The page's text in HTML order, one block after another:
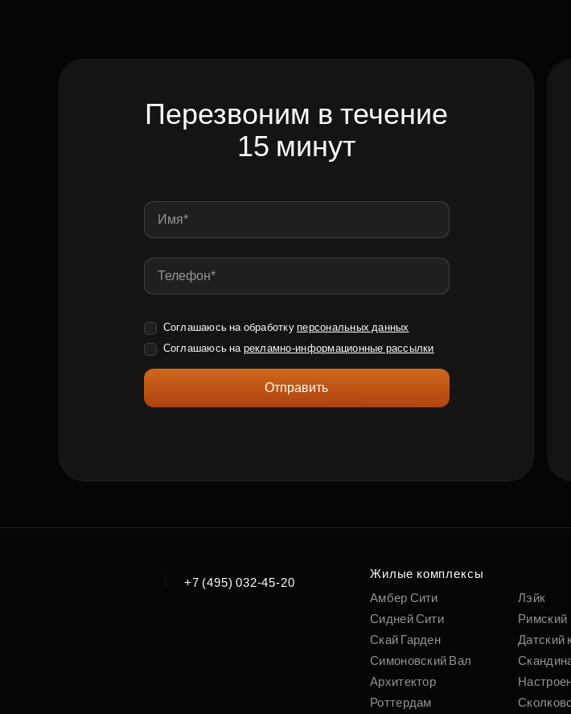
Перезвоним в течение
15 минут
Соглашаюсь на обработку персональных данных
Соглашаюсь на рекламно-информационные рассылки
Отправить
+7 (495) 032-45-20
Жилые комплексы
Амбер Сити
Сидней Сити
Скай Гарден
Симоновский Вал
Архитектор
Роттердам
Лэйк
Римский
Датский